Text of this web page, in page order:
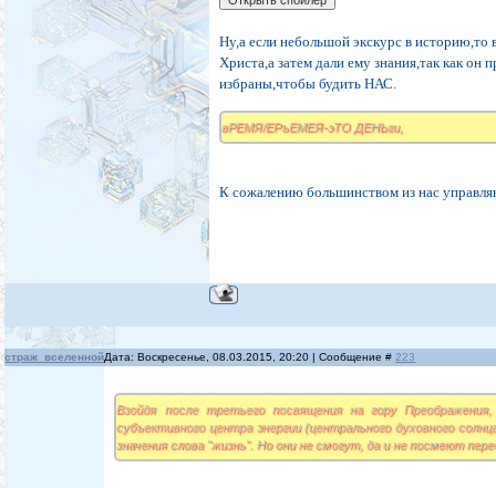
Ну,а если небольшой экскурс в
Христа,а затем дали ему знания,так как
избраны,чтобы будить НАС.
вРЕМЯ/ЕРъЕМЕЯ-эТО ДЕНЬги,
К сожалению большинством из нас
страж_вселеннойДата: Воскресенье, 08.03.2015, 20:20 | Сообщение #223
Взойдя после третьего посвящения на гору
субъективного центра энергии (центрального духовного
значения слова "жизнь". Но они не смогут, да и не посмеют